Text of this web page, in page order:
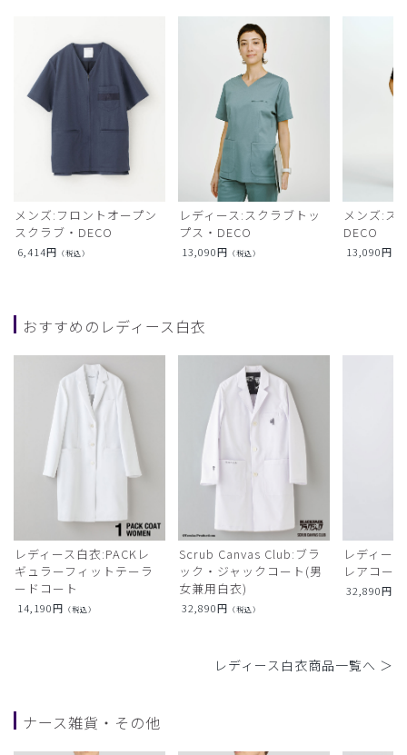
メンズ:フロントオープン
スクラブ・DECO
6,414円 （税込）
レディース:スクラブトッ
プス・DECO
13,090円 （税込）
メンズ:ス
DECO
13,090円
おすすめのレディース白衣
レディース白衣:PACKレ
ギュラーフィットテーラ
ードコート
14,190円 （税込）
Scrub Canvas Club:ブラ
ック・ジャックコート(男
女兼用白衣)
32,890円 （税込）
レディー
レアコート
32,890円
レディース白衣商品一覧へ ＞
ナース雑貨・その他